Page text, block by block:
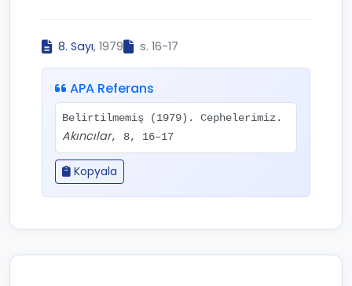
8. Sayı, 1979 s. 16-17
APA Referans
Belirtilmemiş (1979). Cephelerimiz.
Akıncılar, 8, 16–17
Kopyala